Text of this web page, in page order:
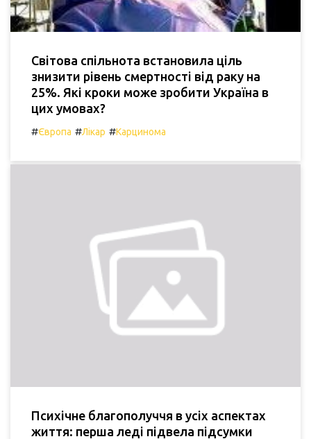
Світова спільнота встановила ціль
знизити рівень смертності від раку на
25%. Які кроки може зробити Україна в
цих умовах?
#Європа #Лікар #Карцинома
Психічне благополуччя в усіх аспектах
життя: перша леді підвела підсумки